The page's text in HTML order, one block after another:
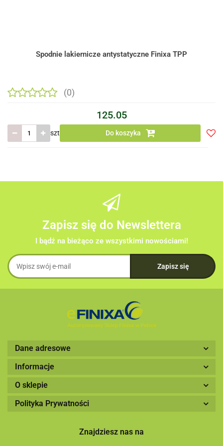
Spodnie lakiernicze antystatyczne Finixa TPP
(0)
125.05
szt Do koszyka
Zapisz się do Newslettera
I bądź na bieżąco ze wszystkimi nowościami!
Dane adresowe
Informacje
O sklepie
Polityka Prywatności
Znajdziesz nas na